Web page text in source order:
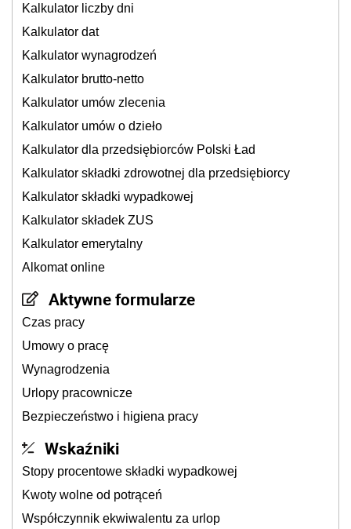
Kalkulator liczby dni
Kalkulator dat
Kalkulator wynagrodzeń
Kalkulator brutto-netto
Kalkulator umów zlecenia
Kalkulator umów o dzieło
Kalkulator dla przedsiębiorców Polski Ład
Kalkulator składki zdrowotnej dla przedsiębiorcy
Kalkulator składki wypadkowej
Kalkulator składek ZUS
Kalkulator emerytalny
Alkomat online
Aktywne formularze
Czas pracy
Umowy o pracę
Wynagrodzenia
Urlopy pracownicze
Bezpieczeństwo i higiena pracy
Wskaźniki
Stopy procentowe składki wypadkowej
Kwoty wolne od potrąceń
Współczynnik ekwiwalentu za urlop